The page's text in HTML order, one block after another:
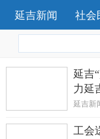
延吉新闻 社会
延吉
力延
延吉新
工会